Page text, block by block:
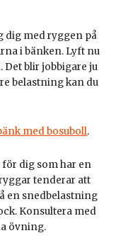
dig med ryggen på
i bänken. Lyft nu
Det blir jobbigare ju
belastning kan du
med bosuboll.
dig som har en
tenderar att
en snedbelastning
Konsultera med
övning.